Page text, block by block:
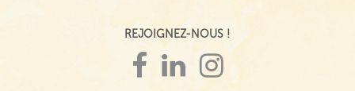
REJOIGNEZ-NOUS !